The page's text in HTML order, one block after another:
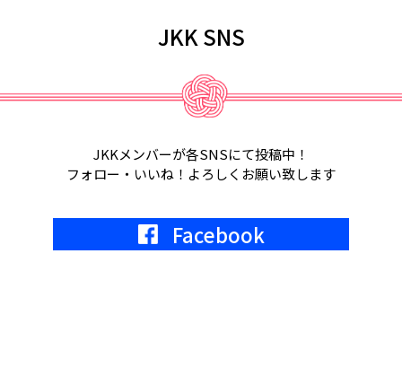
2月18日、第6回定例会議in福岡が開催
2月5日、2月6日、東京ビッグサイト
にて宿フェス開催。参加します。
2024/05/01
2024年7月9日
JKK SNS
JKKメンバーが各SNSにて投稿中！
フォロー・いいね！よろしくお願い致します
Facebook